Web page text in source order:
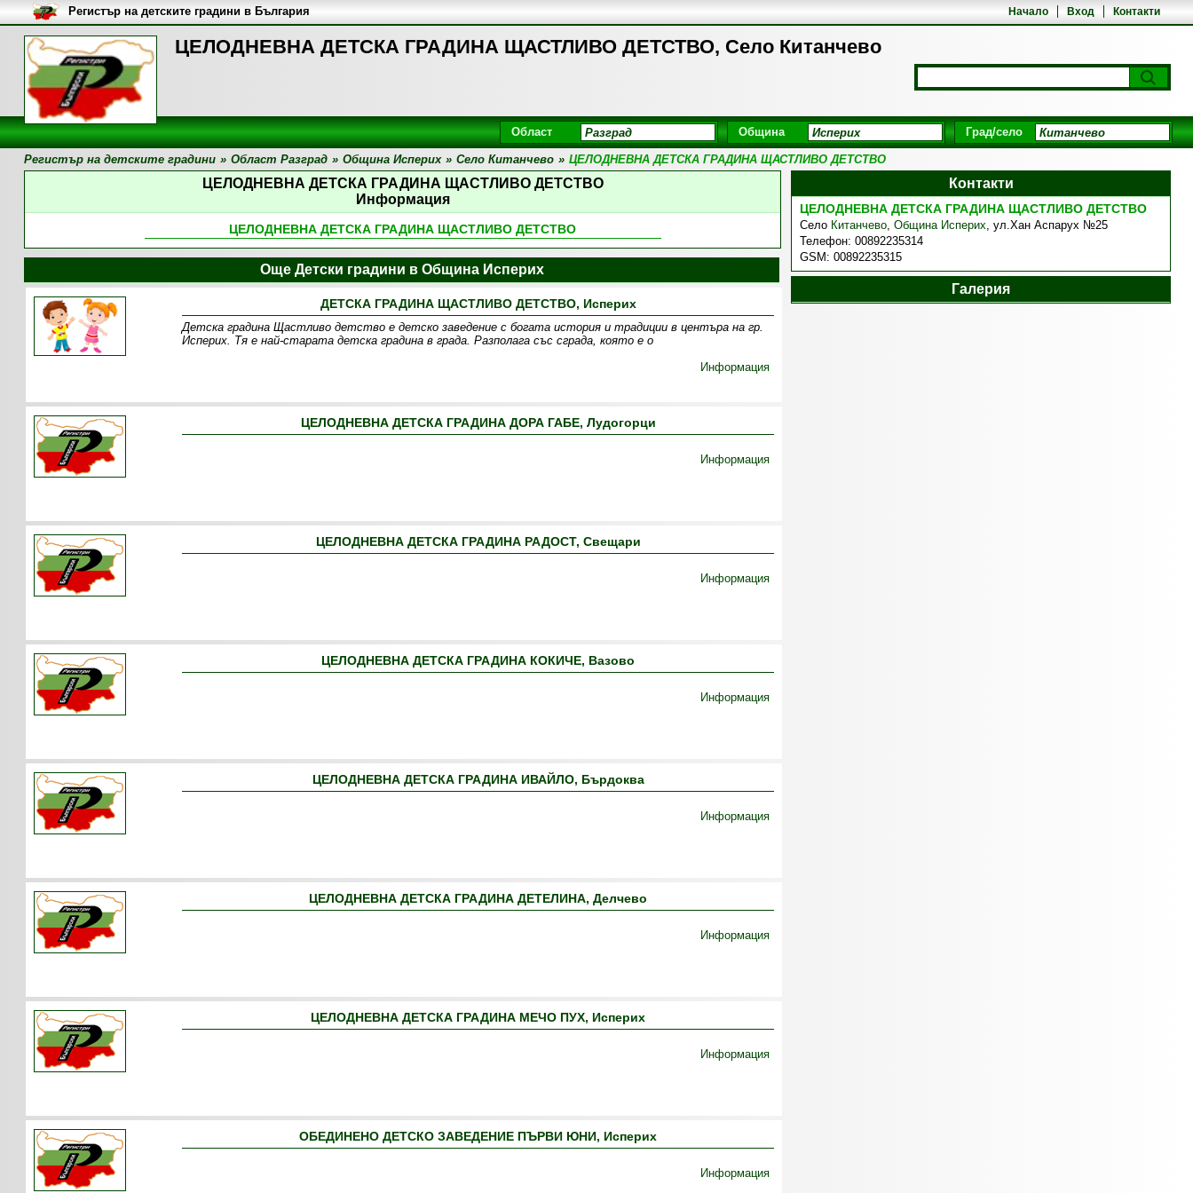
ЦЕЛОДНЕВНА ДЕТСКА ГРАДИНА ЩАСТЛИВО ДЕТСТВО, Село Китанчево
Начало Вход Контакти
Регистър на детските градини в България
Област Община Град/село
Регистър на детските градини » Област Разград » Община Исперих » Село Китанчево » ЦЕЛОДНЕВНА ДЕТСКА ГРАДИНА ЩАСТЛИВО ДЕТСТВО
ЦЕЛОДНЕВНА ДЕТСКА ГРАДИНА ЩАСТЛИВО ДЕТСТВО
Информация
ЦЕЛОДНЕВНА ДЕТСКА ГРАДИНА ЩАСТЛИВО ДЕТСТВО
Контакти
ЦЕЛОДНЕВНА ДЕТСКА ГРАДИНА ЩАСТЛИВО ДЕТСТВО
Село Китанчево, Община Исперих, ул.Хан Аспарух №25
Телефон: 00892235314
GSM: 00892235315
Галерия
Още Детски градини в Община Исперих
ДЕТСКА ГРАДИНА ЩАСТЛИВО ДЕТСТВО, Исперих
Детска градина Щастливо детство е детско заведение с богата история и традиции в центъра на гр.
Исперих. Тя е най-старата детска градина в града. Разполага със сграда, която е о
Информация
ЦЕЛОДНЕВНА ДЕТСКА ГРАДИНА ДОРА ГАБЕ, Лудогорци
Информация
ЦЕЛОДНЕВНА ДЕТСКА ГРАДИНА РАДОСТ, Свещари
Информация
ЦЕЛОДНЕВНА ДЕТСКА ГРАДИНА КОКИЧЕ, Вазово
Информация
ЦЕЛОДНЕВНА ДЕТСКА ГРАДИНА ИВАЙЛО, Бърдоква
Информация
ЦЕЛОДНЕВНА ДЕТСКА ГРАДИНА ДЕТЕЛИНА, Делчево
Информация
ЦЕЛОДНЕВНА ДЕТСКА ГРАДИНА МЕЧО ПУХ, Исперих
Информация
ОБЕДИНЕНО ДЕТСКО ЗАВЕДЕНИЕ ПЪРВИ ЮНИ, Исперих
Информация